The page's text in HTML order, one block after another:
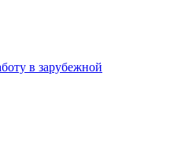
в зарубежной